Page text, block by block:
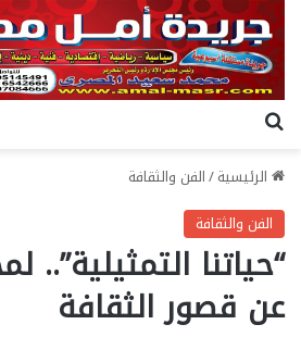
الرئيسية/الفن والثقافة
الفن والثقافة
“حياتنا التمثيلية”..
عن قصور الثقافة